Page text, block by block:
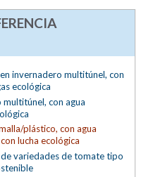
invernadero multitúnel, con
ecológica
con agua
plástico, con agua
lucha ecológica
variedades de tomate tipo